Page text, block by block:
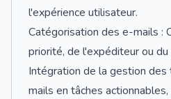
l'expérience utilisateur.
Catégorisation des e-mails :
priorité, de l'expéditeur ou
Intégration de la gestion
mails en tâches